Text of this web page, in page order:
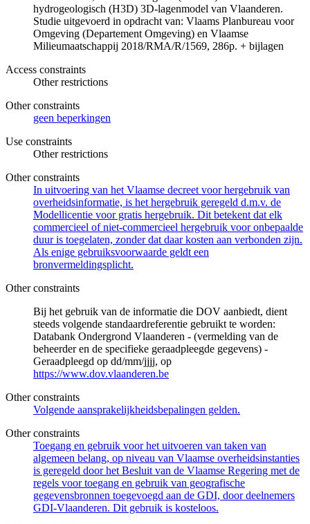
hydrogeologisch (H3D) 3D-lagenmodel van Vlaanderen.
Studie uitgevoerd in opdracht van: Vlaams Planbureau voor
Omgeving (Departement Omgeving) en Vlaamse
Milieumaatschappij 2018/RMA/R/1569, 286p. + bijlagen
Access constraints
Other restrictions
Other constraints
geen beperkingen
Use constraints
Other restrictions
Other constraints
In uitvoering van het Vlaamse decreet voor hergebruik van
overheidsinformatie, is het hergebruik geregeld d.m.v. de
Modellicentie voor gratis hergebruik. Dit betekent dat elk
commercieel of niet-commercieel hergebruik voor onbepaalde
duur is toegelaten, zonder dat daar kosten aan verbonden zijn.
Als enige gebruiksvoorwaarde geldt een
bronvermeldingsplicht.
Other constraints
Bij het gebruik van de informatie die DOV aanbiedt, dient
steeds volgende standaardreferentie gebruikt te worden:
Databank Ondergrond Vlaanderen - (vermelding van de
beheerder en de specifieke geraadpleegde gegevens) -
Geraadpleegd op dd/mm/jjjj, op
https://www.dov.vlaanderen.be
Other constraints
Volgende aansprakelijkheidsbepalingen gelden.
Other constraints
Toegang en gebruik voor het uitvoeren van taken van
algemeen belang, op niveau van Vlaamse overheidsinstanties
is geregeld door het Besluit van de Vlaamse Regering met de
regels voor toegang en gebruik van geografische
gegevensbronnen toegevoegd aan de GDI, door deelnemers
GDI-Vlaanderen. Dit gebruik is kosteloos.